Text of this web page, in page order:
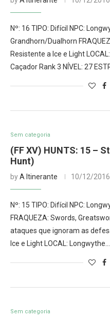
Nº: 16 TIPO: Difícil NPC:
Grandhorn/Dualhorn
Resistente a Ice e Light
Caçador Rank 3 NÍVEL: 27
Sem categoria
(FF XV) HUNTS: 15 –
Hunt)
byA Itinerante 10/12/2016
Nº: 15 TIPO: Difícil NPC:
FRAQUEZA: Swords,
ataques que ignoram as
Ice e Light LOCAL: Longwythe…
Sem categoria